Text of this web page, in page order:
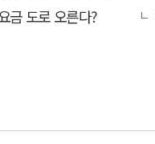
금 도로 오른다?